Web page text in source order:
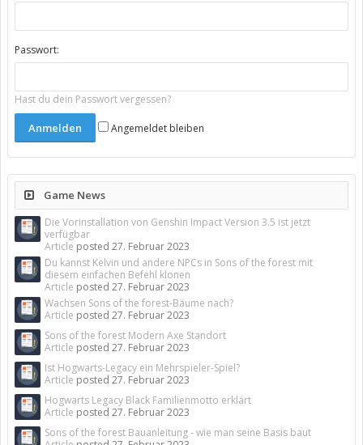
Passwort:
Hast du dein Passwort vergessen?
Angemeldet bleiben
Game News
Die Vorinstallation von Genshin Impact Version 3.5 ist jetzt
verfügbar
Article posted 27. Februar 2023
Du kannst Kelvin und andere NPCs in Sons of the forest mit
diesem einfachen Befehl klonen
Article posted 27. Februar 2023
Wachsen Sons of the forest-Bäume nach?
Article posted 27. Februar 2023
Sons of the forest Modern Axe Standort
Article posted 27. Februar 2023
Ist Hogwarts-Legacy ein Mehrspieler-Spiel?
Article posted 27. Februar 2023
Hogwarts Legacy Black Familienmotto erklärt
Article posted 27. Februar 2023
Sons of the forest Bauanleitung - wie man seine Basis baut